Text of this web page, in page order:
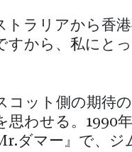
トラリアから香
すから、私にと
コット側の期待
思わせる。1990
ダマー』で、ジ